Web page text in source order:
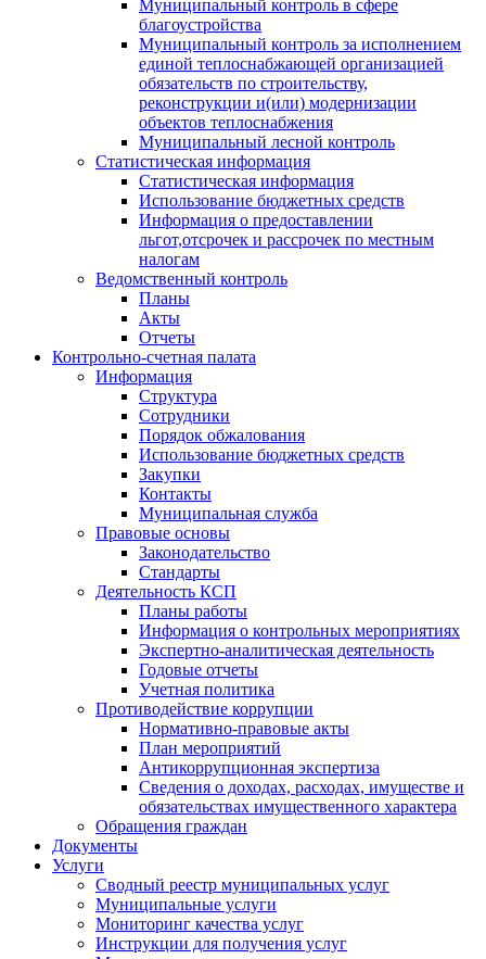
Муниципальный контроль в сфере
благоустройства
Муниципальный контроль за исполнением
единой теплоснабжающей организацией
обязательств по строительству,
реконструкции и(или) модернизации
объектов теплоснабжения
Муниципальный лесной контроль
Статистическая информация
Статистическая информация
Использование бюджетных средств
Информация о предоставлении
льгот,отсрочек и рассрочек по местным
налогам
Ведомственный контроль
Планы
Акты
Отчеты
Контрольно-счетная палата
Информация
Структура
Сотрудники
Порядок обжалования
Использование бюджетных средств
Закупки
Контакты
Муниципальная служба
Правовые основы
Законодательство
Стандарты
Деятельность КСП
Планы работы
Информация о контрольных мероприятиях
Экспертно-аналитическая деятельность
Годовые отчеты
Учетная политика
Противодействие коррупции
Нормативно-правовые акты
План мероприятий
Антикоррупционная экспертиза
Сведения о доходах, расходах, имуществе и
обязательствах имущественного характера
Обращения граждан
Документы
Услуги
Сводный реестр муниципальных услуг
Муниципальные услуги
Мониторинг качества услуг
Инструкции для получения услуг